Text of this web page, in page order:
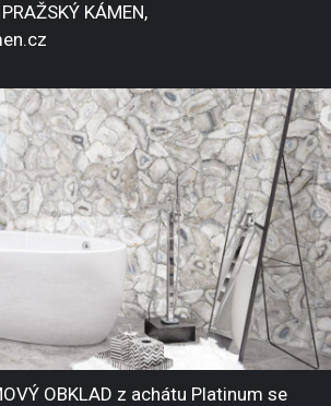
KÁMEN,
OBKLAD z achátu Platinum se